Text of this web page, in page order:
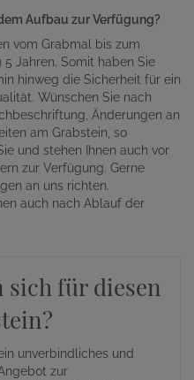
Aufbau zur Verfügung?
vom Grabmal bis zum
Jahren. Somit haben Sie
hinweg die Sicherheit für ein
Wünschen Sie nach
Änderungen an
am Grabstein, so
und stehen Ihnen auch vor
zur Verfügung. Gerne
an uns richten.
auch nach Ablauf der
sich für diesen
unverbindliches und
zur